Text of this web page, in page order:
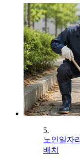
5.
노인일자
배치